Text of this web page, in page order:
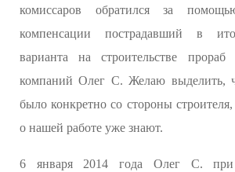
комиссаров обратился за
компенсации пострадавший в
варианта на строительстве
компаний Олег С. Желаю выделить,
было конкретно со стороны
о нашей работе уже знают.
6 января 2014 года Олег С. при